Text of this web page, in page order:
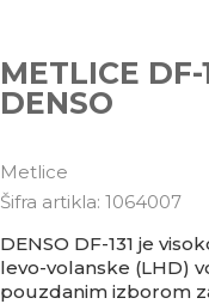
METLICE
DENSO
Metlice
Šifra artikla: 1064007
DENSO DF-131 je
levo-volanske (LHD)
pouzdanim izborom